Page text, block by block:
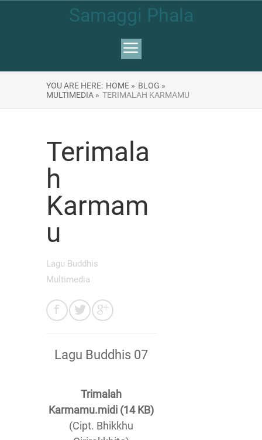
Samaggi Phala
YOU ARE HERE: HOME » BLOG »
MULTIMEDIA » TERIMALAH KARMAMU
Terimala
h
Karmam
u
Lagu Buddhis
Multimedia
Lagu Buddhis 07
Trimalah
Karmamu.midi (14 KB)
(Cipt. Bhikkhu